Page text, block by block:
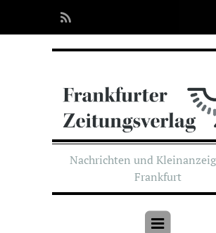
Nachrichten und
Frankfurt